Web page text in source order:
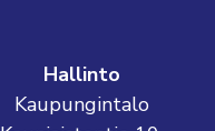
Hallinto
Kaupungintalo